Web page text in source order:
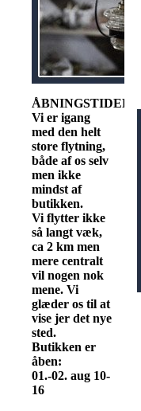
ÅBNINGSTIDER
Vi er igang
med den helt
store flytning,
både af os selv
men ikke
mindst af
butikken.
Vi flytter ikke
så langt væk,
ca 2 km men
mere centralt
vil nogen nok
mene. Vi
glæder os til at
vise jer det nye
sted.
Butikken er
åben:
01.-02. aug 10-
16